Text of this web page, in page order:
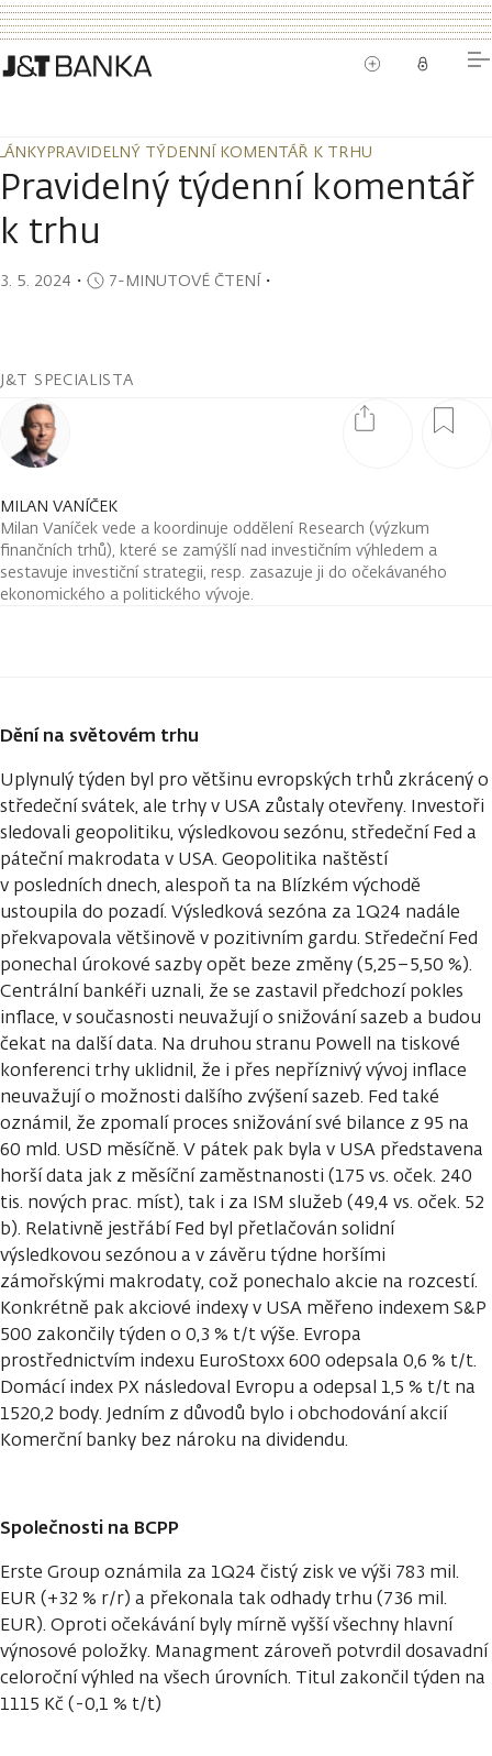
PRAVIDELNÝ TÝDENNÍ KOMENTÁŘ K TRHU
PRAVIDELNÝ TÝDENNÍ KOMENTÁŘ K TRHU
Pravidelný týdenní komentář
k trhu
3. 5. 2024 ・ 7-MINUTOVÉ ČTENÍ・
J&T SPECIALISTA
MILAN VANÍČEK
Milan Vaníček vede a koordinuje oddělení Research (výzkum
finančních trhů), které se zamýšlí nad investičním výhledem a
sestavuje investiční strategii, resp. zasazuje ji do očekávaného
ekonomického a politického vývoje.
Dění na světovém trhu
Uplynulý týden byl pro většinu evropských trhů zkrácený o
středeční svátek, ale trhy v USA zůstaly otevřeny. Investoři
sledovali geopolitiku, výsledkovou sezónu, středeční Fed a
páteční makrodata v USA. Geopolitika naštěstí
v posledních dnech, alespoň ta na Blízkém východě
ustoupila do pozadí. Výsledková sezóna za 1Q24 nadále
překvapovala většinově v pozitivním gardu. Středeční Fed
ponechal úrokové sazby opět beze změny (5,25–5,50 %).
Centrální bankéři uznali, že se zastavil předchozí pokles
inflace, v současnosti neuvažují o snižování sazeb a budou
čekat na další data. Na druhou stranu Powell na tiskové
konferenci trhy uklidnil, že i přes nepříznivý vývoj inflace
neuvažují o možnosti dalšího zvýšení sazeb. Fed také
oznámil, že zpomalí proces snižování své bilance z 95 na
60 mld. USD měsíčně. V pátek pak byla v USA představena
horší data jak z měsíční zaměstnanosti (175 vs. oček. 240
tis. nových prac. míst), tak i za ISM služeb (49,4 vs. oček. 52
b). Relativně jestřábí Fed byl přetlačován solidní
výsledkovou sezónou a v závěru týdne horšími
zámořskými makrodaty, což ponechalo akcie na rozcestí.
Konkrétně pak akciové indexy v USA měřeno indexem S&P
500 zakončily týden o 0,3 % t/t výše. Evropa
prostřednictvím indexu EuroStoxx 600 odepsala 0,6 % t/t.
Domácí index PX následoval Evropu a odepsal 1,5 % t/t na
1520,2 body. Jedním z důvodů bylo i obchodování akcií
Komerční banky bez nároku na dividendu.
Společnosti na BCPP
Erste Group oznámila za 1Q24 čistý zisk ve výši 783 mil.
EUR (+32 % r/r) a překonala tak odhady trhu (736 mil.
EUR). Oproti očekávání byly mírně vyšší všechny hlavní
výnosové položky. Managment zároveň potvrdil dosavadní
celoroční výhled na všech úrovních. Titul zakončil týden na
1115 Kč (-0,1 % t/t)